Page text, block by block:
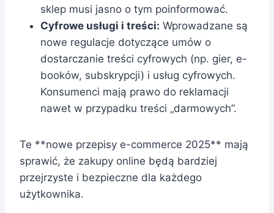
sklep musi jasno o tym poinformować.
Cyfrowe usługi i treści: Wprowadzane są
nowe regulacje dotyczące umów o
dostarczanie treści cyfrowych (np. gier, e-
booków, subskrypcji) i usług cyfrowych.
Konsumenci mają prawo do reklamacji
nawet w przypadku treści „darmowych”.
Te **nowe przepisy e-commerce 2025** mają
sprawić, że zakupy online będą bardziej
przejrzyste i bezpieczne dla każdego
użytkownika.